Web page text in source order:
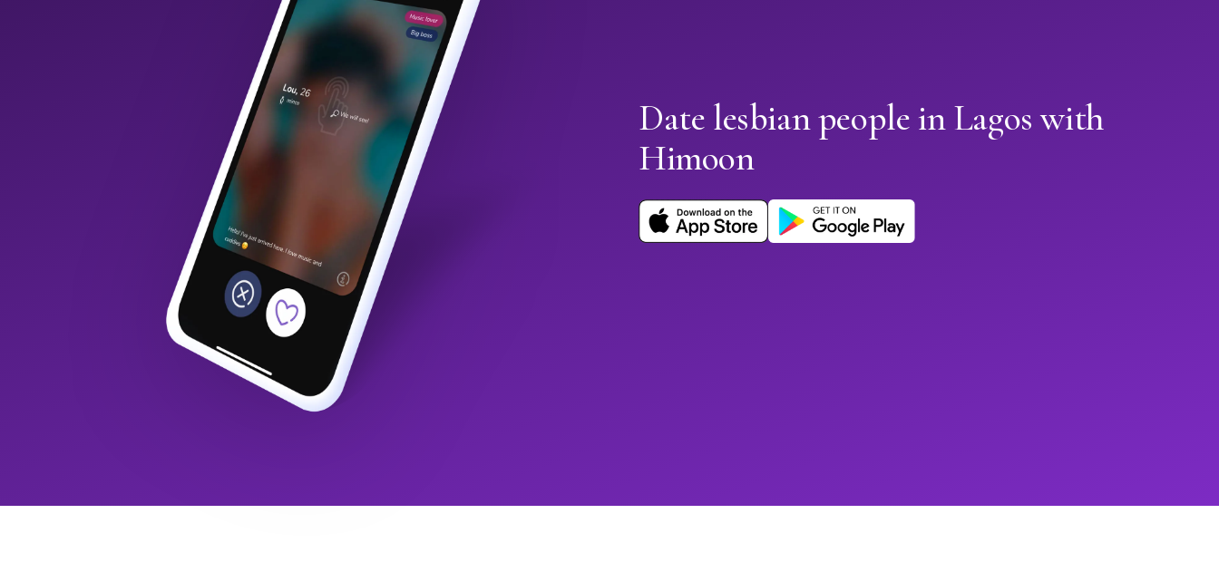
Date lesbian people in Lagos with
Himoon